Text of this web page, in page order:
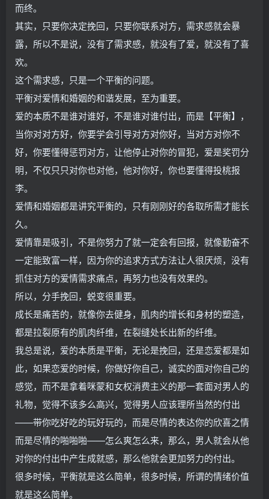
而终。
其实，只要你决定挽回，只要你联系对方，需求感就会暴
露，所以不是说，没有了需求感，就没有了爱，就没有了喜
欢。
这个需求感，只是一个平衡的问题。
平衡对爱情和婚姻的和谐发展，至为重要。
爱的本质不是谁对谁好，不是谁对谁付出，而是【平衡】，
当你对对方好，你要学会引导对方对你好，当对方对你不
好，你要懂得惩罚对方，让他停止对你的冒犯，爱是奖罚分
明，不仅只只对你也对他，他对你好，你也要懂得投桃报
李。
爱情和婚姻都是讲究平衡的，只有刚刚好的各取所需才能长
久。
爱情靠是吸引，不是你努力了就一定会有回报，就像勤奋不
一定能致富一样，因为你的追求方式方法让人很厌烦，没有
抓住对方的爱情需求痛点，再努力也没有效果的。
所以，分手挽回，蜕变很重要。
成长是痛苦的，就像你去健身，肌肉的增长和身材的塑造，
都是拉裂原有的肌肉纤维，在裂缝处长出新的纤维。
我总是说，爱的本质是平衡，无论是挽回，还是恋爱都是如
此，如果恋爱的时候，你做好你自己，诚实的面对你自己的
感觉，而不是拿着咪蒙和女权消费主义的那一套面对男人的
礼物，觉得不该多么高兴，觉得男人应该理所当然的付出
——带你吃好吃的玩好玩的，而是尽情的表达你的欣喜之情
而是尽情的啪啪啪——怎么爽怎么来，那么，男人就会从他
对你的付出中产生成就感，那么他就会更加努力的付出。
很多时候，平衡就是这么简单，很多时候，所谓的情绪价值
就是这么简单。